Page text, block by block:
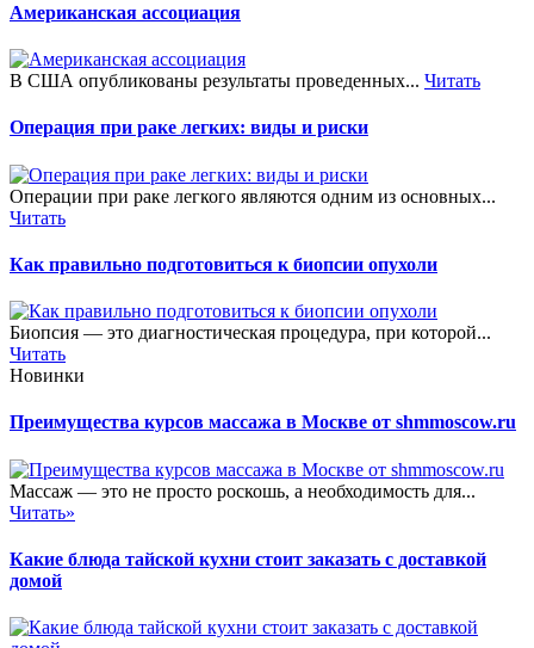
Американская ассоциация
В США опубликованы результаты проведенных... Читать
Операция при раке легких: виды и риски
Операции при раке легкого являются одним из основных...
Читать
Как правильно подготовиться к биопсии опухоли
Биопсия — это диагностическая процедура, при которой...
Читать
Новинки
Преимущества курсов массажа в Москве от shmmoscow.ru
Массаж — это не просто роскошь, а необходимость для...
Читать»
Какие блюда тайской кухни стоит заказать с доставкой
домой